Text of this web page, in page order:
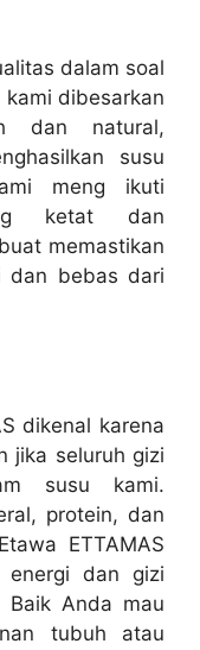
dalam soal
dibesarkan
dan natural,
susu
meng ikuti
ketat dan
memastikan
dan bebas dari
dikenal karena
jika seluruh gizi
susu kami.
protein, dan
ETTAMAS
energi dan gizi
Baik Anda mau
tubuh atau